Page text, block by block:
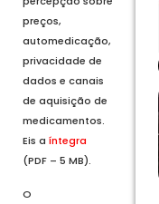
preços,
automedicação,
privacidade de
dados e canais
de aquisição de
medicamentos.
Eis a íntegra
(PDF – 5 MB).
O